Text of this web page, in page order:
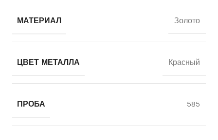
МАТЕРИАЛ Золото
ЦВЕТ МЕТАЛЛА Красный
ПРОБА 585